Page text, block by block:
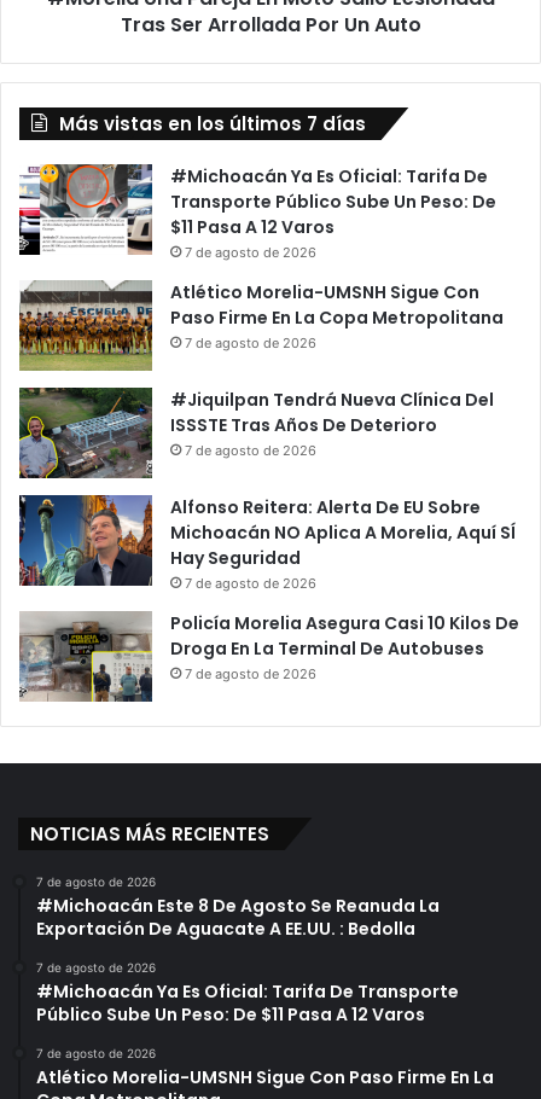
Tras Ser Arrollada Por Un Auto
Más vistas en los últimos 7 días
#Michoacán Ya Es Oficial: Tarifa De
Transporte Público Sube Un Peso: De
$11 Pasa A 12 Varos
7 de agosto de 2026
Atlético Morelia-UMSNH Sigue Con
Paso Firme En La Copa Metropolitana
7 de agosto de 2026
#Jiquilpan Tendrá Nueva Clínica Del
ISSSTE Tras Años De Deterioro
7 de agosto de 2026
Alfonso Reitera: Alerta De EU Sobre
Michoacán NO Aplica A Morelia, Aquí SÍ
Hay Seguridad
7 de agosto de 2026
Policía Morelia Asegura Casi 10 Kilos De
Droga En La Terminal De Autobuses
7 de agosto de 2026
NOTICIAS MÁS RECIENTES
7 de agosto de 2026
#Michoacán Este 8 De Agosto Se Reanuda La
Exportación De Aguacate A EE.UU. : Bedolla
7 de agosto de 2026
#Michoacán Ya Es Oficial: Tarifa De Transporte
Público Sube Un Peso: De $11 Pasa A 12 Varos
7 de agosto de 2026
Atlético Morelia-UMSNH Sigue Con Paso Firme En La